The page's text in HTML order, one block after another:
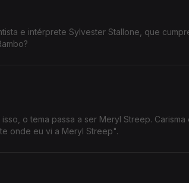
e intérprete Sylvester Stallone, que
o tema passa a ser Meryl Streep. Carisma
onde eu vi a Meryl Streep".